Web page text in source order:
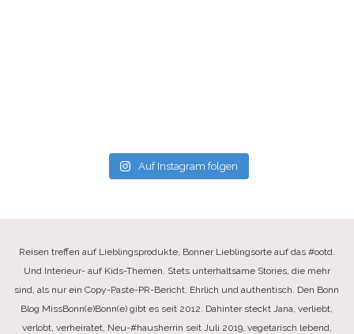
Auf Instagram folgen
Reisen treffen auf Lieblingsprodukte, Bonner Lieblingsorte auf das #ootd.
Und Interieur- auf Kids-Themen. Stets unterhaltsame Stories, die mehr
sind, als nur ein Copy-Paste-PR-Bericht. Ehrlich und authentisch. Den Bonn
Blog MissBonn(e)Bonn(e) gibt es seit 2012. Dahinter steckt Jana, verliebt,
verlobt, verheiratet, Neu-#hausherrin seit Juli 2019, vegetarisch lebend,